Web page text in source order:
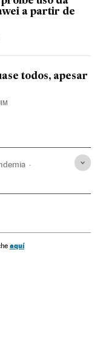
a partir de
todos, apesar
aquí